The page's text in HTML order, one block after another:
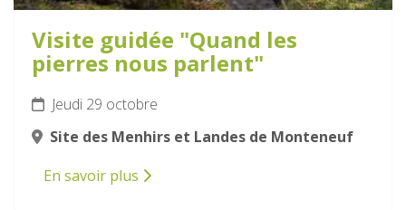
Visite guidée "Quand les
pierres nous parlent"
Jeudi 29 octobre
Site des Menhirs et Landes de Monteneuf
En savoir plus